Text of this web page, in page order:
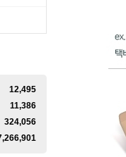
12,495
11,386
324,056